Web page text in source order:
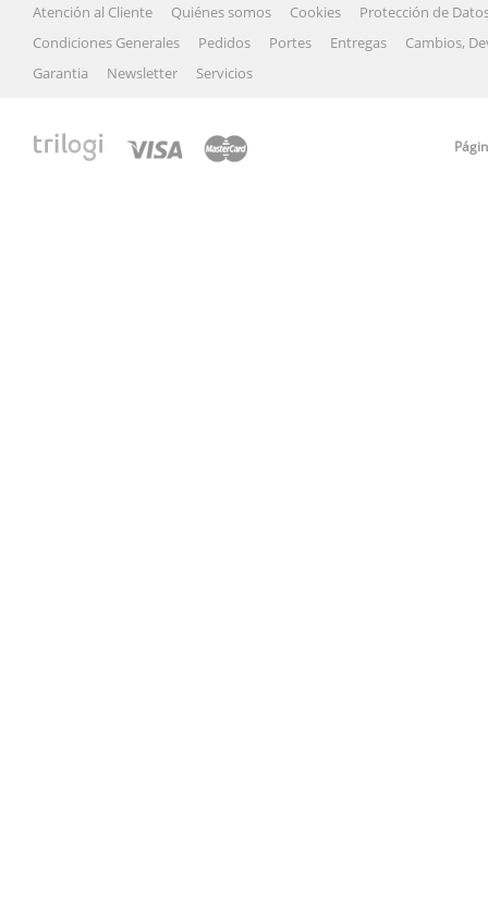
Atención al Cliente Quiénes somos Cookies
Protección de
Condiciones Generales
Pedidos Portes Entregas
Cambios,
Garantia
Newsletter Servicios